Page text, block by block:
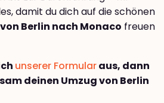
damit du dich auf die schönen
Berlin nach Monaco freuen
unserer Formularaus, dann
deinen Umzug von Berlin